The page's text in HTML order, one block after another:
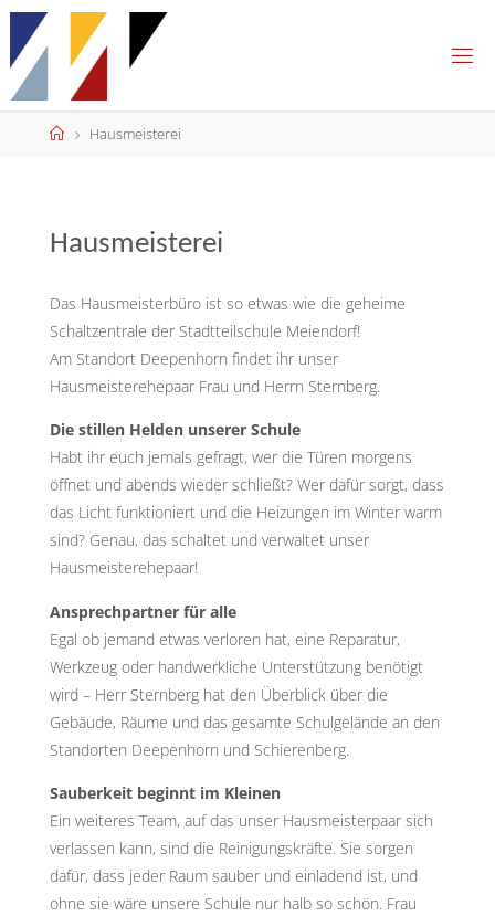
Skip
content
HomeHausmeisterei
Hausmeisterei
Das Hausmeisterbüro ist so etwas wie die geheime
Schaltzentrale der Stadtteilschule Meiendorf!
Am Standort Deepenhorn findet ihr unser
Hausmeisterehepaar Frau und Herrn Sternberg.
Die stillen Helden unserer Schule
Habt ihr euch jemals gefragt, wer die Türen morgens
öffnet und abends wieder schließt? Wer dafür sorgt, dass
das Licht funktioniert und die Heizungen im Winter warm
sind? Genau, das schaltet und verwaltet unser
Hausmeisterehepaar!
Ansprechpartner für alle
Egal ob jemand etwas verloren hat, eine Reparatur,
Werkzeug oder handwerkliche Unterstützung benötigt
wird – Herr Sternberg hat den Überblick über die
Gebäude, Räume und das gesamte Schulgelände an den
Standorten Deepenhorn und Schierenberg.
Sauberkeit beginnt im Kleinen
Ein weiteres Team, auf das unser Hausmeisterpaar sich
verlassen kann, sind die Reinigungskräfte. Sie sorgen
dafür, dass jeder Raum sauber und einladend ist, und
ohne sie wäre unsere Schule nur halb so schön. Frau